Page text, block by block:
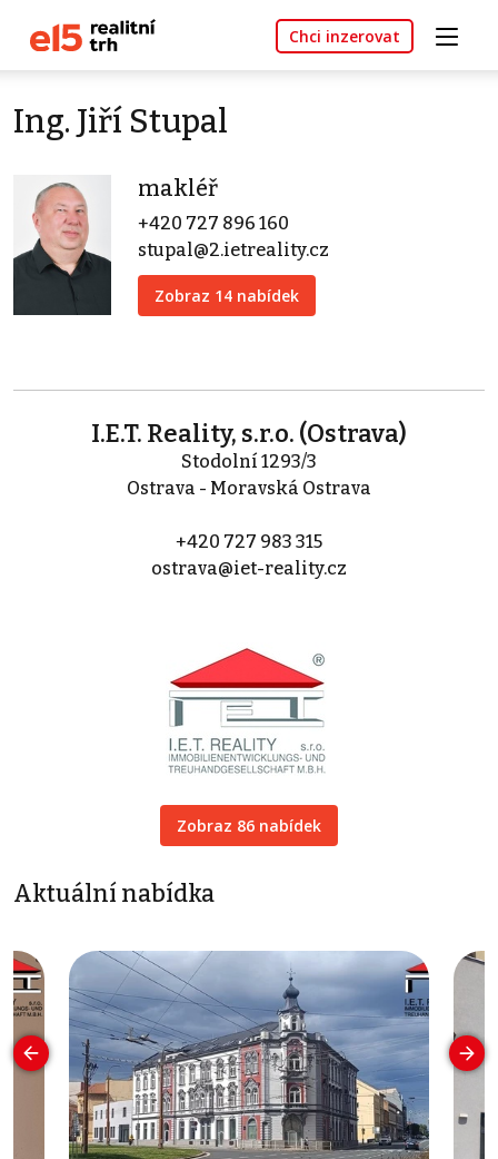
Chci inzerovat
Ing. Jiří Stupal
makléř
+420 727 896 160
stupal@2.ietreality.cz
Zobraz 14 nabídek
I.E.T. Reality, s.r.o. (Ostrava)
Stodolní 1293/3
Ostrava - Moravská Ostrava
+420 727 983 315
ostrava@iet-reality.cz
Zobraz 86 nabídek
Aktuální nabídka